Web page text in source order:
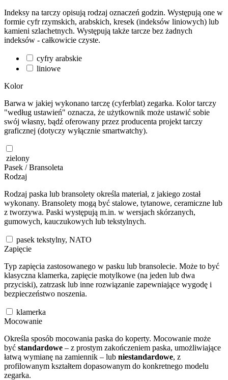
Indeksy na tarczy opisują rodzaj oznaczeń godzin. Występują one w
formie cyfr rzymskich, arabskich, kresek (indeksów liniowych) lub
kamieni szlachetnych. Występują także tarcze bez żadnych
indeksów - całkowicie czyste.
cyfry arabskie
liniowe
Kolor
Barwa w jakiej wykonano tarczę (cyferblat) zegarka. Kolor tarczy
"według ustawień" oznacza, że użytkownik może ustawić sobie
swój własny, bądź oferowany przez producenta projekt tarczy
graficznej (dotyczy wyłącznie smartwatchy).
zielony
Pasek / Bransoleta
Rodzaj
Rodzaj paska lub bransolety określa materiał, z jakiego został
wykonany. Bransolety mogą być stalowe, tytanowe, ceramiczne lub
z tworzywa. Paski występują m.in. w wersjach skórzanych,
gumowych, kauczukowych lub tekstylnych.
pasek tekstylny, NATO
Zapięcie
Typ zapięcia zastosowanego w pasku lub bransolecie. Może to być
klasyczna klamerka, zapięcie motylkowe (na jeden lub dwa
przyciski), zatrzask lub inne rozwiązanie zapewniające wygodę i
bezpieczeństwo noszenia.
klamerka
Mocowanie
Określa sposób mocowania paska do koperty. Mocowanie może
być standardowe – z prostym zakończeniem paska, umożliwiające
łatwą wymianę na zamiennik – lub niestandardowe, z
profilowanym kształtem dopasowanym do konkretnego modelu
zegarka.